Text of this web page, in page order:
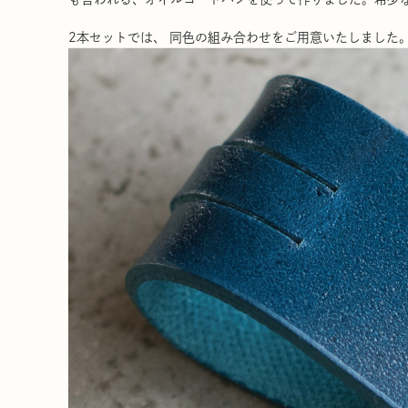
2本セットでは、 同色の組み合わせをご用意いたしました